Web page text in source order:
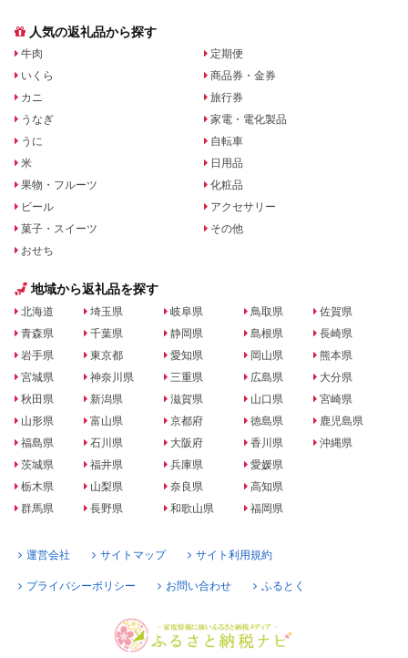
人気の返礼品から探す
牛肉
いくら
カニ
うなぎ
うに
米
果物・フルーツ
ビール
菓子・スイーツ
おせち
定期便
商品券・金券
旅行券
家電・電化製品
自転車
日用品
化粧品
アクセサリー
その他
地域から返礼品を探す
北海道
青森県
岩手県
宮城県
秋田県
山形県
福島県
茨城県
栃木県
群馬県
埼玉県
千葉県
東京都
神奈川県
新潟県
富山県
石川県
福井県
山梨県
長野県
岐阜県
静岡県
愛知県
三重県
滋賀県
京都府
大阪府
兵庫県
奈良県
和歌山県
鳥取県
島根県
岡山県
広島県
山口県
徳島県
香川県
愛媛県
高知県
福岡県
佐賀県
長崎県
熊本県
大分県
宮崎県
鹿児島県
沖縄県
運営会社 サイトマップ サイト利用規約
プライバシーポリシー お問い合わせ ふるとく